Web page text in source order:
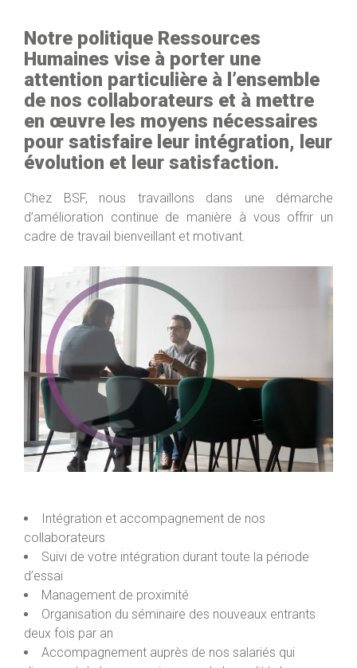
Notre politique Ressources
Humaines vise à porter une
attention particulière à l’ensemble
de nos collaborateurs et à mettre
en œuvre les moyens nécessaires
pour satisfaire leur intégration, leur
évolution et leur satisfaction.
Chez BSF, nous travaillons dans une démarche
d’amélioration continue de manière à vous offrir un
cadre de travail bienveillant et motivant.
Intégration et accompagnement de nos
collaborateurs
Suivi de votre intégration durant toute la période
d’essai
Management de proximité
Organisation du séminaire des nouveaux entrants
deux fois par an
Accompagnement auprès de nos salariés qui